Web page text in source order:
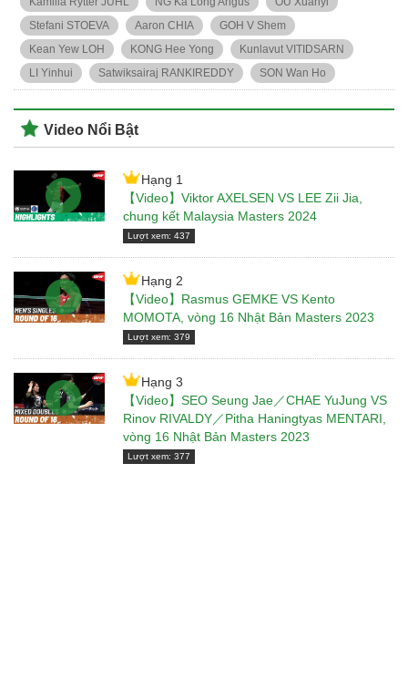
Stefani STOEVA
Aaron CHIA
GOH V Shem
Kean Yew LOH
KONG Hee Yong
Kunlavut VITIDSARN
LI Yinhui
Satwiksairaj RANKIREDDY SON Wan Ho
Video Nổi Bật
Hạng 1
【Video】Viktor AXELSEN VS LEE Zii Jia,
chung kết Malaysia Masters 2024
Lượt xem: 437
Hạng 2
【Video】Rasmus GEMKE VS Kento
MOMOTA, vòng 16 Nhật Bản Masters 2023
Lượt xem: 379
Hạng 3
【Video】SEO Seung Jae／CHAE YuJung VS
Rinov RIVALDY／Pitha Haningtyas MENTARI,
vòng 16 Nhật Bản Masters 2023
Lượt xem: 377